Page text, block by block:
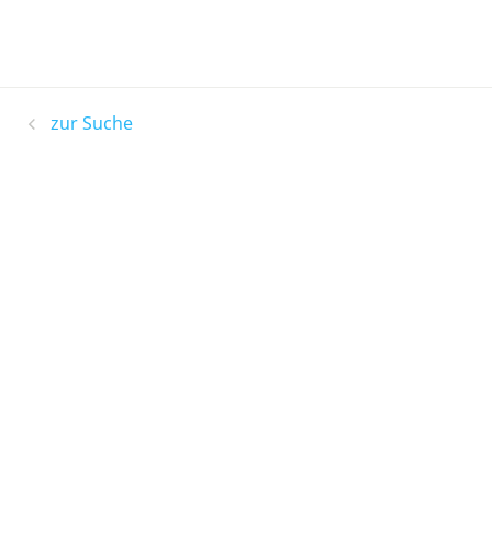
zur Suche